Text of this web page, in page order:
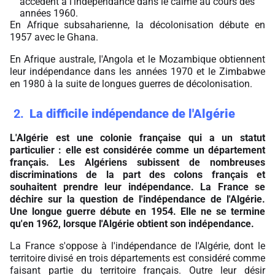
années 1960.
En Afrique subsaharienne, la décolonisation débute en
1957 avec le Ghana.
En Afrique australe, l'Angola et le Mozambique obtiennent
leur indépendance dans les années 1970 et le Zimbabwe
en 1980 à la suite de longues guerres de décolonisation.
2 La difficile indépendance de l'Algérie
L'Algérie est une colonie française qui a un statut
particulier : elle est considérée comme un département
français. Les Algériens subissent de nombreuses
discriminations de la part des colons français et
souhaitent prendre leur indépendance. La France se
déchire sur la question de l'indépendance de l'Algérie.
Une longue guerre débute en 1954. Elle ne se termine
qu'en 1962, lorsque l'Algérie obtient son indépendance.
La France s'oppose à l'indépendance de l'Algérie, dont le
territoire divisé en trois départements est considéré comme
faisant partie du territoire français. Outre leur désir